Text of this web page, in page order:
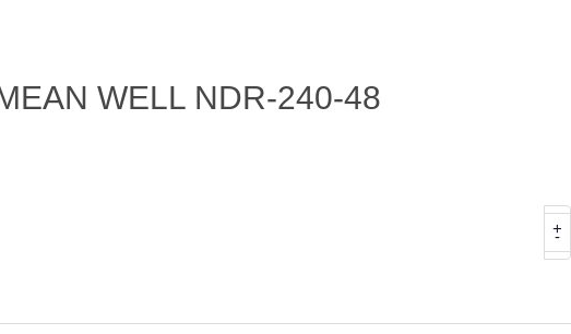
WELL NDR-240-48
-
+